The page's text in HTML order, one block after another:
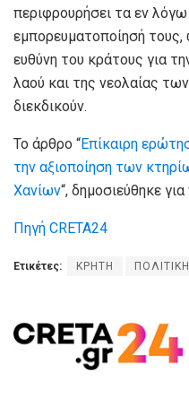
περιφρουρήσει τα εν λόγω
εμπορευματοποίησή τους,
ευθύνη του κράτους για
λαού και της νεολαίας
διεκδικούν.
Το άρθρο “Επίκαιρη
την αξιοποίηση των
Χανίων“, δημοσιεύθηκε
Πηγή CRETA24
Ετικέτες: ΚΡΗΤΗ ΠΟΛΙΤΙΚΗ